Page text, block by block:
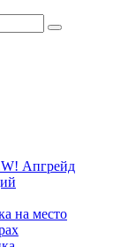
Апгрейд
на место